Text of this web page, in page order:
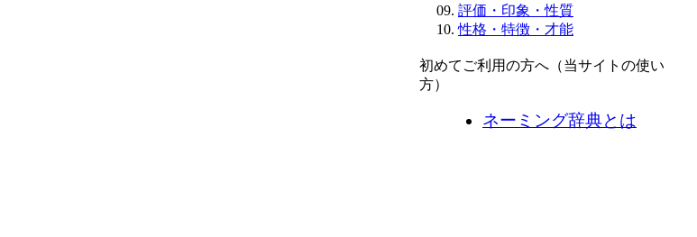
評価・印象・性質
性格・特徴・才能
初めてご利用の方へ（当サイトの使い
方）
ネーミング辞典とは